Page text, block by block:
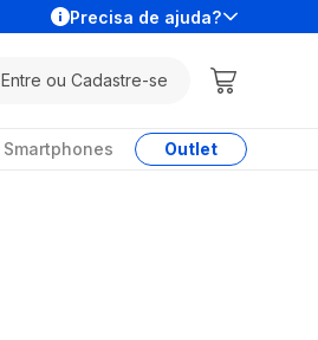
Precisa de ajuda?
Entre ou Cadastre-se
Smartphones Outlet